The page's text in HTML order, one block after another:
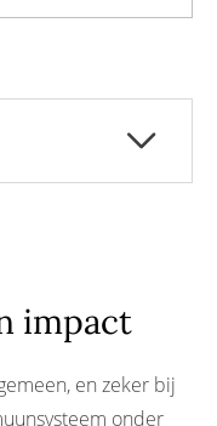
en hun
verklaard
ongemakken
impact
en zeker bij
onder